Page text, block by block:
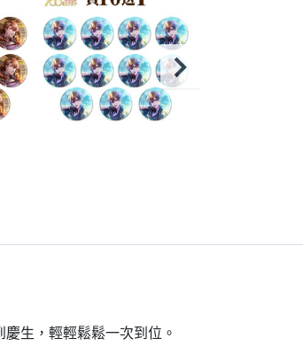
生，輕輕鬆鬆一次到位。